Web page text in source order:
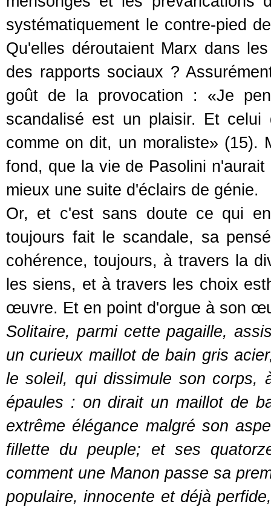
systématiquement le contre-pied
Qu'elles déroutaient Marx dans
des rapports sociaux ?
goût de la provocation : «Je
scandalisé est un plaisir. Et
comme on dit, un moraliste» (15).
fond, que la vie de Pasolini
mieux une suite d'éclairs de génie.
Or, et c'est sans doute ce qui
toujours fait le scandale, sa
cohérence, toujours, à travers la
les siens, et à travers les choix
œuvre. Et en point d'orgue à son
Solitaire, parmi cette pagaille,
un curieux maillot de bain gris
le soleil, qui dissimule son corps,
épaules : on dirait un maillot de
extrême élégance malgré son
fillette du peuple; et ses
comment une Manon passe sa
populaire, innocente et déjà